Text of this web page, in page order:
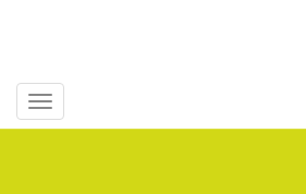
Toggle
navigation